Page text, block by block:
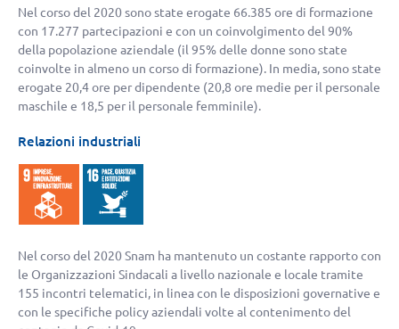
Nel corso del 2020 sono state erogate 66.385 ore di formazione
con 17.277 partecipazioni e con un coinvolgimento del 90%
della popolazione aziendale (il 95% delle donne sono state
coinvolte in almeno un corso di formazione). In media, sono state
erogate 20,4 ore per dipendente (20,8 ore medie per il personale
maschile e 18,5 per il personale femminile).
Relazioni industriali
Nel corso del 2020 Snam ha mantenuto un costante rapporto con
le Organizzazioni Sindacali a livello nazionale e locale tramite
155 incontri telematici, in linea con le disposizioni governative e
con le specifiche policy aziendali volte al contenimento del